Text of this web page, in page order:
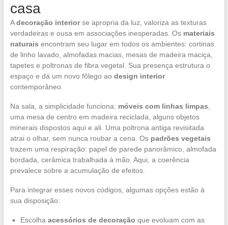
casa
Adecoração interiorse apropria da luz, valoriza as texturas
verdadeiras e ousa em associações inesperadas. Os materiais
naturais encontram seu lugar em todos os ambientes: cortinas
de linho lavado, almofadas macias, mesas de madeira maciça,
tapetes e poltronas de fibra vegetal. Sua presença estrutura o
espaço e dá um novo fôlego ao design interior
contemporâneo.
Na sala, a simplicidade funciona: móveis com linhas limpas
uma mesa de centro em madeira reciclada, alguns objetos
minerais dispostos aqui e ali. Uma poltrona antiga revisitada
atrai o olhar, sem nunca roubar a cena. Os padrões vegetais
trazem uma respiração: papel de parede panorâmico, almofada
bordada, cerâmica trabalhada à mão. Aqui, a coerência
prevalece sobre a acumulação de efeitos.
Para integrar esses novos códigos, algumas opções estão à
sua disposição:
Escolha acessórios de decoração que evoluam com as